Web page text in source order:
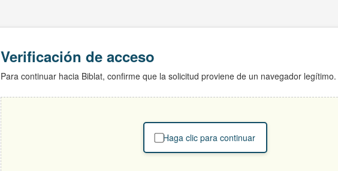
Verificación de acceso
Para continuar hacia Biblat, confirme que la solicitud proviene de un navegador legítimo.
Haga clic para continuar